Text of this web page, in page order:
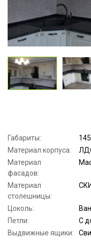
Габариты:
Материал корпуса:
Материал
фасадов:
Материал
столешницы:
Цоколь:
Петли:
С
Выдвижные ящики: